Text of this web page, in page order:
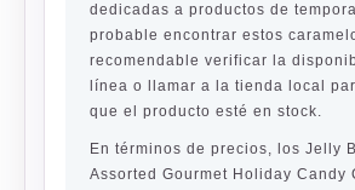
dedicadas a productos de
probable encontrar estos
recomendable verificar la
línea o llamar a la tienda local
que el producto esté en stock.
En términos de precios, los Jelly
Assorted Gourmet Holiday Candy